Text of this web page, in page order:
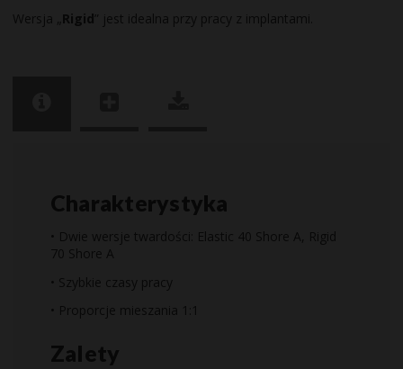
Wersja „ Rigid” jest idealna przy pracy z implantami.
Charakterystyka
• Dwie wersje twardości: Elastic 40 Shore A, Rigid
70 Shore A
• Szybkie czasy pracy
• Proporcje mieszania 1:1
Zalety